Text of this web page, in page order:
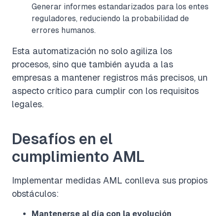
Generar informes estandarizados para los entes
reguladores, reduciendo la probabilidad de
errores humanos.
Esta automatización no solo agiliza los
procesos, sino que también ayuda a las
empresas a mantener registros más precisos, un
aspecto crítico para cumplir con los requisitos
legales.
Desafíos en el
cumplimiento AML
Implementar medidas AML conlleva sus propios
obstáculos:
Mantenerse al día con la evolución